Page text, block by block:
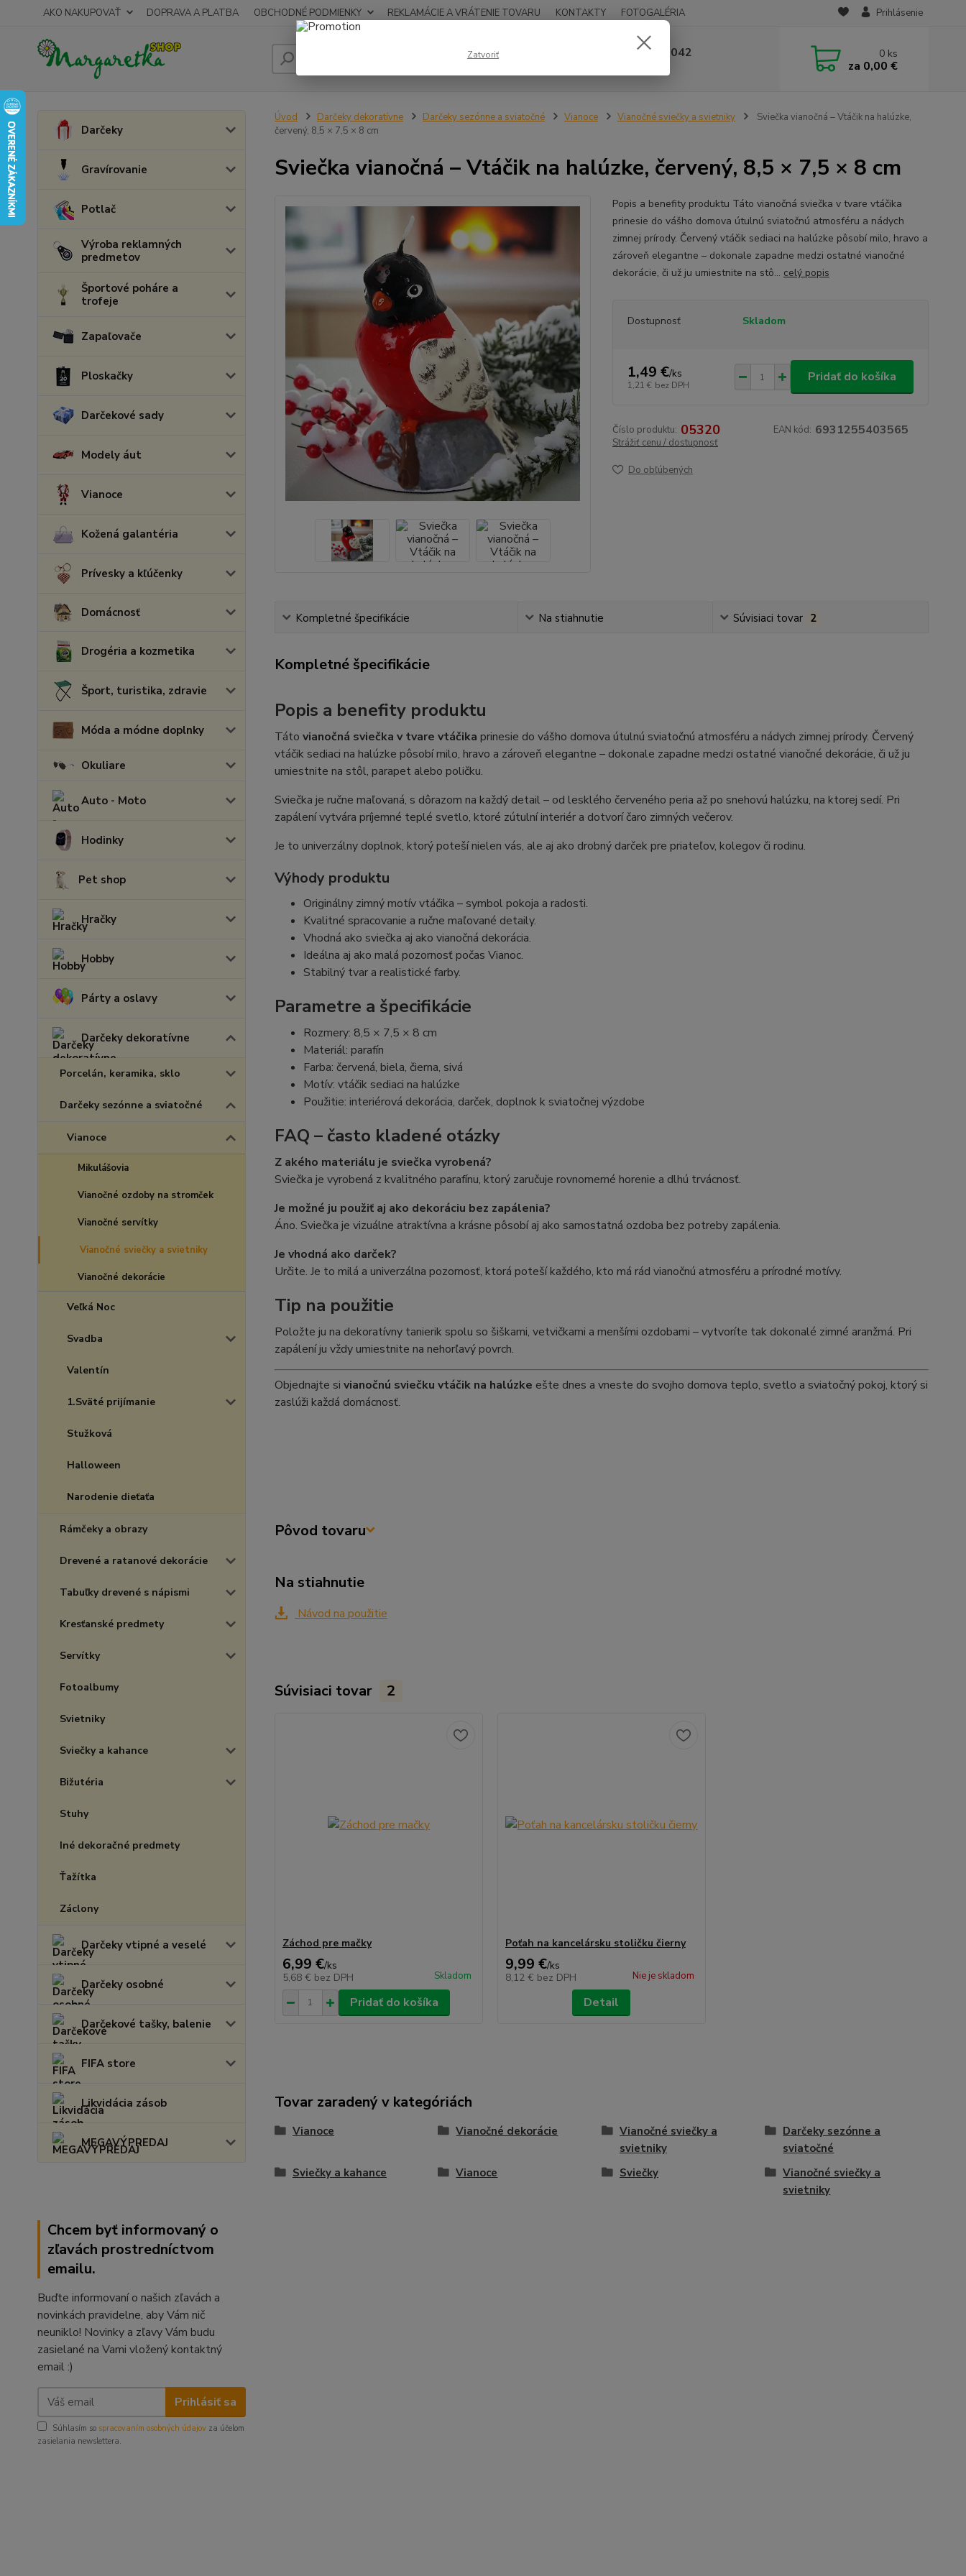
AKO NAKUPOVAŤ DOPRAVA A PLATBA OBCHODNÉ PODMIENKY REKLAMÁCIE A VRÁTENIE TOVARU KONTAKTY FOTOGALÉRIA Prihlásenie
Hľadať 0948 236 042 0 ks
za 0,00 €
Darčeky
Gravírovanie
Potlač
Výroba reklamných
predmetov
Športové poháre a
trofeje
Zapaľovače
Ploskačky
Darčekové sady
Modely áut
Vianoce
Kožená galantéria
Prívesky a kľúčenky
Domácnosť
Drogéria a kozmetika
Šport, turistika, zdravie
Móda a módne doplnky
Okuliare
Auto - Moto
Hodinky
Pet shop
Hračky
Hobby
Párty a oslavy
Darčeky dekoratívne
Porcelán, keramika, sklo
Darčeky sezónne a sviatočné
Vianoce
Mikulášovia
Vianočné ozdoby na stromček
Vianočné servítky
Vianočné sviečky a svietniky
Vianočné dekorácie
Veľká Noc
Svadba
Valentín
1.Sväté prijímanie
Stužková
Halloween
Narodenie dieťaťa
Rámčeky a obrazy
Drevené a ratanové dekorácie
Tabuľky drevené s nápismi
Kresťanské predmety
Servítky
Fotoalbumy
Svietniky
Sviečky a kahance
Bižutéria
Stuhy
Iné dekoračné predmety
Ťažítka
Záclony
Darčeky vtipné a veselé
Darčeky osobné
Darčekové tašky, balenie
FIFA store
Likvidácia zásob
MEGAVÝPREDAJ
Chcem byť informovaný o
zľavách prostredníctvom
emailu.
Buďte informovaní o našich zľavách a
novinkách pravidelne, aby Vám nič
neuniklo! Novinky a zľavy Vám budu
zasielané na Vami vložený kontaktný
email :)
Prihlásiť sa
Súhlasím so spracovaním osobných údajov za účelom
zasielania newslettera.
Úvod Darčeky dekoratívne Darčeky sezónne a sviatočné Vianoce Vianočné sviečky a svietniky
Sviečka vianočná – Vtáčik na halúzke,
červený, 8,5 × 7,5 × 8 cm
Sviečka vianočná – Vtáčik na halúzke, červený, 8,5 × 7,5 × 8 cm
Popis a benefity produktu Táto vianočná sviečka v tvare vtáčika
prinesie do vášho domova útulnú sviatočnú atmosféru a nádych
zimnej prírody. Červený vtáčik sediaci na halúzke pôsobí milo, hravo a
zároveň elegantne – dokonale zapadne medzi ostatné vianočné
dekorácie, či už ju umiestnite na stô... celý popis
Dostupnosť Skladom
1,49 €/ks
1,21 € bez DPH
Pridať do košíka
Číslo produktu: 05320 EAN kód: 6931255403565
Strážiť cenu / dostupnosť
Do obľúbených
Kompletné špecifikácie Na stiahnutie Súvisiaci tovar 2
Kompletné špecifikácie
Popis a benefity produktu
Táto vianočná sviečka v tvare vtáčika prinesie do vášho domova útulnú sviatočnú atmosféru a nádych zimnej prírody. Červený
vtáčik sediaci na halúzke pôsobí milo, hravo a zároveň elegantne – dokonale zapadne medzi ostatné vianočné dekorácie, či už ju
umiestnite na stôl, parapet alebo poličku.
Sviečka je ručne maľovaná, s dôrazom na každý detail – od lesklého červeného peria až po snehovú halúzku, na ktorej sedí. Pri
zapálení vytvára príjemné teplé svetlo, ktoré zútulní interiér a dotvorí čaro zimných večerov.
Je to univerzálny doplnok, ktorý poteší nielen vás, ale aj ako drobný darček pre priateľov, kolegov či rodinu.
Výhody produktu
Originálny zimný motív vtáčika – symbol pokoja a radosti.
Kvalitné spracovanie a ručne maľované detaily.
Vhodná ako sviečka aj ako vianočná dekorácia.
Ideálna aj ako malá pozornosť počas Vianoc.
Stabilný tvar a realistické farby.
Parametre a špecifikácie
Rozmery: 8,5 × 7,5 × 8 cm
Materiál: parafín
Farba: červená, biela, čierna, sivá
Motív: vtáčik sediaci na halúzke
Použitie: interiérová dekorácia, darček, doplnok k sviatočnej výzdobe
FAQ – často kladené otázky
Z akého materiálu je sviečka vyrobená?
Sviečka je vyrobená z kvalitného parafínu, ktorý zaručuje rovnomerné horenie a dlhú trvácnosť.
Je možné ju použiť aj ako dekoráciu bez zapálenia?
Áno. Sviečka je vizuálne atraktívna a krásne pôsobí aj ako samostatná ozdoba bez potreby zapálenia.
Je vhodná ako darček?
Určite. Je to milá a univerzálna pozornosť, ktorá poteší každého, kto má rád vianočnú atmosféru a prírodné motívy.
Tip na použitie
Položte ju na dekoratívny tanierik spolu so šiškami, vetvičkami a menšími ozdobami – vytvoríte tak dokonalé zimné aranžmá. Pri
zapálení ju vždy umiestnite na nehorľavý povrch.
Objednajte si vianočnú sviečku vtáčik na halúzke ešte dnes a vneste do svojho domova teplo, svetlo a sviatočný pokoj, ktorý si
zaslúži každá domácnosť.
Pôvod tovaru
Na stiahnutie
Návod na použitie
Súvisiaci tovar 2
Záchod pre mačky
6,99 €/ks
5,68 € bez DPH Skladom
Pridať do košíka
Poťah na kancelársku stoličku čierny
9,99 €/ks
8,12 € bez DPH Nie je skladom
Detail
Tovar zaradený v kategóriách
Vianoce Vianočné dekorácie
Vianočné sviečky a
svietniky
Darčeky sezónne a
sviatočné
Sviečky a kahance
Vianoce Sviečky
Vianočné sviečky a
svietniky
Zatvoriť